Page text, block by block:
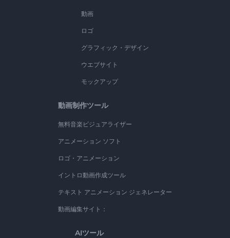
動画
ロゴ
グラフィック・デザイン
ウエブサイト
モックアップ
動画制作ツール
無料音楽ビジュアライザー
アニメーション ソフト
ロゴ・アニメーション
イントロ動画作成ツール
テキスト アニメーション ジェネレーター
動画編集サイト：
AIツール